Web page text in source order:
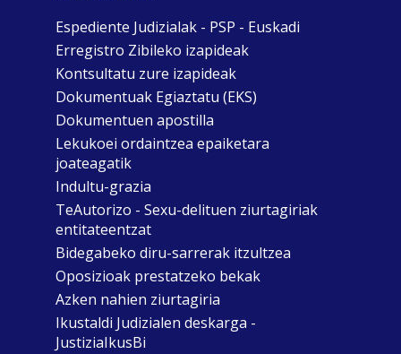
Espediente Judizialak - PSP - Euskadi
Erregistro Zibileko izapideak
Kontsultatu zure izapideak
Dokumentuak Egiaztatu (EKS)
Dokumentuen apostilla
Lekukoei ordaintzea epaiketara
joateagatik
Indultu-grazia
TeAutorizo - Sexu-delituen ziurtagiriak
entitateentzat
Bidegabeko diru-sarrerak itzultzea
Oposizioak prestatzeko bekak
Azken nahien ziurtagiria
Ikustaldi Judizialen deskarga -
JustiziaIkusBi